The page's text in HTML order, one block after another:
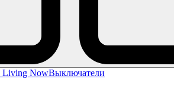
Living NowВыключатели